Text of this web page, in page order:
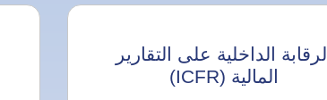
الرقابة الداخلية على التقارير
المالية (ICFR)